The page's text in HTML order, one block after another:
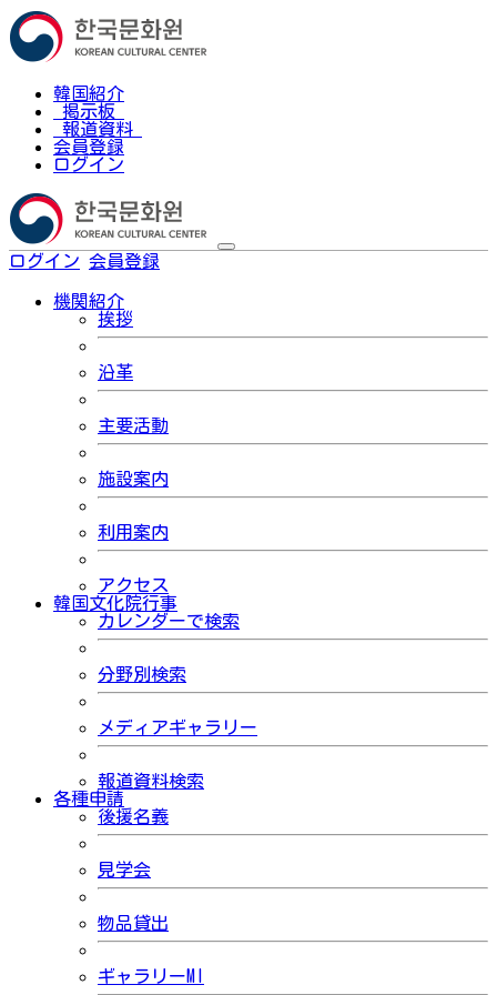
韓国紹介
掲示板
報道資料
会員登録
ログイン
ログイン 会員登録
機関紹介
挨拶
沿革
主要活動
施設案内
利用案内
アクセス
韓国文化院行事
カレンダーで検索
分野別検索
メディアギャラリー
報道資料検索
各種申請
後援名義
見学会
物品貸出
ギャラリーMI